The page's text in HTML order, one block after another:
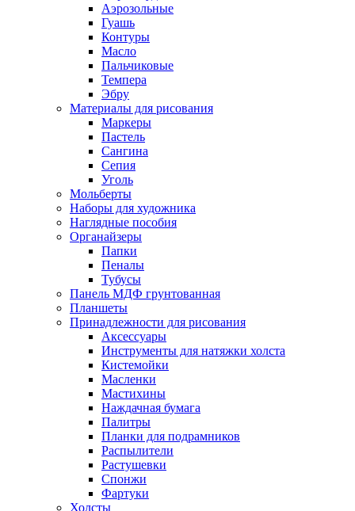
Аэрозольные
Гуашь
Контуры
Масло
Пальчиковые
Темпера
Эбру
Материалы для рисования
Маркеры
Пастель
Сангина
Сепия
Уголь
Мольберты
Наборы для художника
Наглядные пособия
Органайзеры
Папки
Пеналы
Тубусы
Панель МДФ грунтованная
Планшеты
Принадлежности для рисования
Аксессуары
Инструменты для натяжки холста
Кистемойки
Масленки
Мастихины
Наждачная бумага
Палитры
Планки для подрамников
Распылители
Растушевки
Спонжи
Фартуки
Холсты